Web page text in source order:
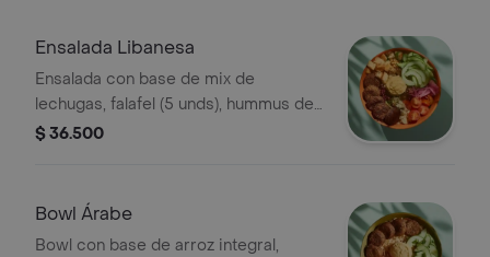
Ensalada Libanesa
Ensalada con base de mix de
lechugas, falafel (5 unds), hummus de
garbanzo, queso feta, tomate cherry,
$ 36.500
Bowl Árabe
Bowl con base de arroz integral,